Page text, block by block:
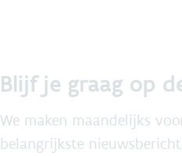
Blijf je graag op
We maken maandelijks
belangrijkste